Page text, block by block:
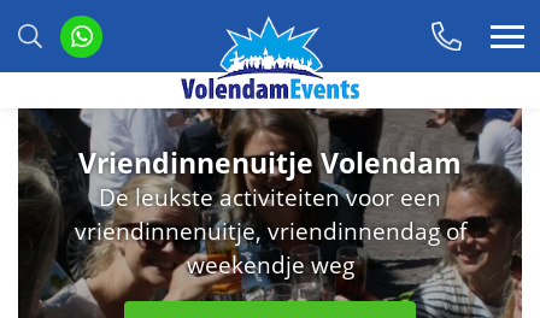
Vriendinnenuitje Volendam
De leukste activiteiten voor een
vriendinnenuitje, vriendinnendag of
weekendje weg